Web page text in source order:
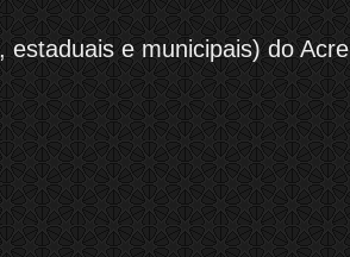
e municipais) do Acre